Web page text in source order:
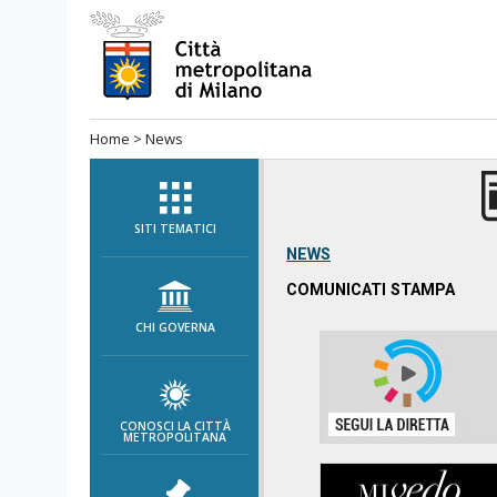
Salta
al
menù
navigazione
Salta
al
menù
navigazione
interna
Salta
contenuto
Salta
Home > News
SITI TEMATICI
CHI GOVERNA
CONOSCI LA CITTÀ
METROPOLITANA
NEWS
COMUNICATI STAMPA